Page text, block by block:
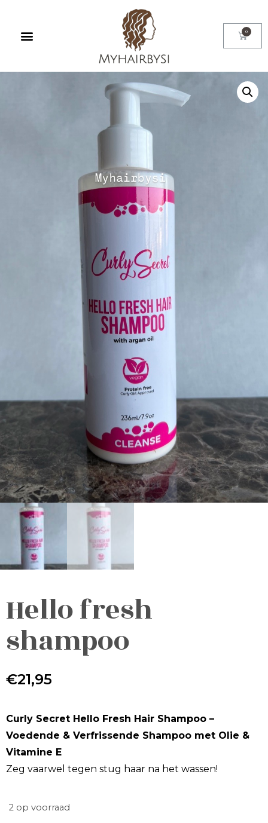
Hello fresh
shampoo
€21,95
Curly Secret Hello Fresh Hair Shampoo –
Voedende & Verfrissende Shampoo met Olie &
Vitamine E
Zeg vaarwel tegen stug haar na het wassen!
2 op voorraad